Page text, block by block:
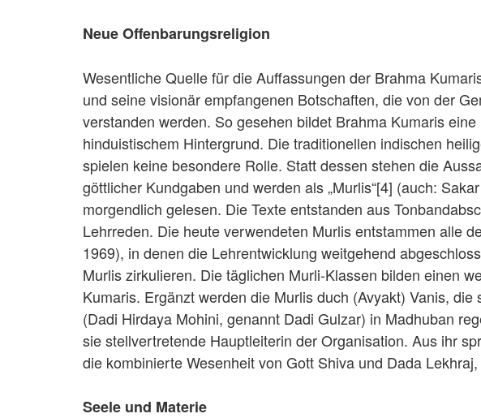
Neue Offenbarungsreligion
Wesentliche Quelle für die Auffassungen der Brahma
und seine visionär empfangenen Botschaften, die von der
verstanden werden. So gesehen bildet Brahma Kumaris
hinduistischem Hintergrund. Die traditionellen indischen
spielen keine besondere Rolle. Statt dessen stehen die
göttlicher Kundgaben und werden als „Murlis“[4] (auch:
morgendlich gelesen. Die Texte entstanden aus
Lehrreden. Die heute verwendeten Murlis entstammen alle
1969), in denen die Lehrentwicklung weitgehend
Murlis zirkulieren. Die täglichen Murli-Klassen bilden einen
Kumaris. Ergänzt werden die Murlis duch (Avyakt) Vanis,
(Dadi Hirdaya Mohini, genannt Dadi Gulzar) in Madhuban
sie stellvertretende Hauptleiterin der Organisation. Aus ihr
die kombinierte Wesenheit von Gott Shiva und Dada
Seele und Materie